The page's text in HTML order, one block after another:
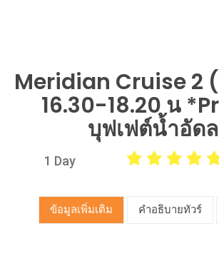
Meridian Cruise 2
16.30-18.20 น
บุฟเฟต์น้ำอัด
1 Day
ข้อมูลเพิ่มเติม คำอธิบายทัวร์